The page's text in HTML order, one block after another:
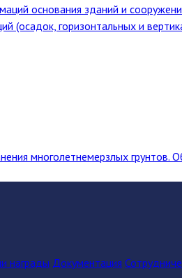
основания зданий и
(осадок, горизонтальных и
многолетнемерзлых грунтов.
награды Документация